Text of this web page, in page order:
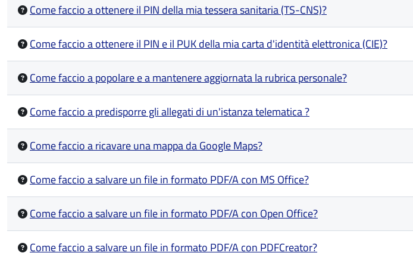
Come faccio a ottenere il PIN della mia tessera sanitaria (TS-CNS)?
Come faccio a ottenere il PIN e il PUK della mia carta d'identità elettronica (CIE)?
Come faccio a popolare e a mantenere aggiornata la rubrica personale?
Come faccio a predisporre gli allegati di un'istanza telematica ?
Come faccio a ricavare una mappa da Google Maps?
Come faccio a salvare un file in formato PDF/A con MS Office?
Come faccio a salvare un file in formato PDF/A con Open Office?
Come faccio a salvare un file in formato PDF/A con PDFCreator?